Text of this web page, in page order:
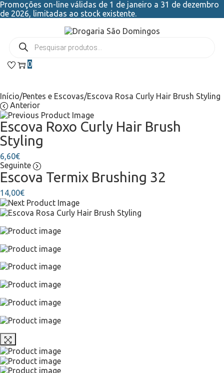
Promoções on-line válidas de 1 de janeiro a 31 de dezembro
de 2026, limitadas ao stock existente.
0
Início/Pentes e Escovas/Escova Rosa Curly Hair Brush Styling
Anterior
Escova Roxo Curly Hair Brush
Styling
6,60€
Seguinte
Escova Termix Brushing 32
14,00€